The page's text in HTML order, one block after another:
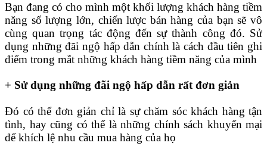
Bạn đang có cho mình một khối lượng khách hàng tiềm
năng số lượng lớn, chiến lược bán hàng của bạn sẽ vô
cùng quan trọng tác động đến sự thành công đó. Sử
dụng những đãi ngộ hấp dẫn chính là cách đầu tiên ghi
điểm trong mắt những khách hàng tiềm năng của mình
+ Sử dụng những đãi ngộ hấp dẫn rất đơn giản
Đó có thể đơn giản chỉ là sự chăm sóc khách hàng tận
tình, hay cũng có thể là những chính sách khuyến mại
để khích lệ nhu cầu mua hàng của họ